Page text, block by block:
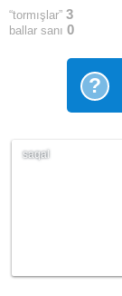
“tormışlar” 3
ballar sanı 0
?
saqal